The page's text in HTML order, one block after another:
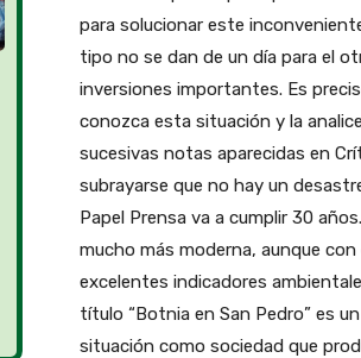
para solucionar este
tipo no se dan de un día para el
inversiones importantes. Es
conozca esta situación y la
sucesivas notas aparecidas en
subrayarse que no hay un
Papel Prensa va a cumplir 30
mucho más moderna, aunque
excelentes indicadores
título “Botnia en San Pedro” es
situación como sociedad que